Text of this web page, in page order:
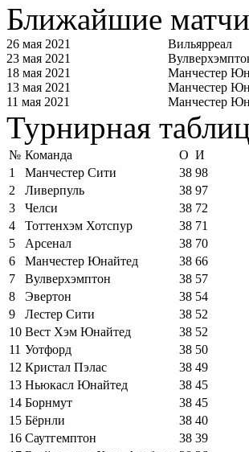
Ближайшие
26 мая 2021
Вильярреал
23 мая 2021
18 мая 2021
Манчестер
13 мая 2021
Манчестер
11 мая 2021
Манчестер
Турнирная
№ Команда О И
1
Манчестер Сити 38 98
2
Ливерпуль 38 97
3
Челси 38 72
4
Тоттенхэм Хотспур 38 71
5
Арсенал 38 70
6
Манчестер Юнайтед 38 66
7
Вулверхэмптон 38 57
8
Эвертон 38 54
9
Лестер Сити 38 52
10 Вест Хэм Юнайтед 38 52
11 Уотфорд 38 50
12 Кристал Пэлас 38 49
13 Ньюкасл Юнайтед 38 45
14 Борнмут 38 45
15 Бёрнли 38 40
16 Саутгемптон 38 39